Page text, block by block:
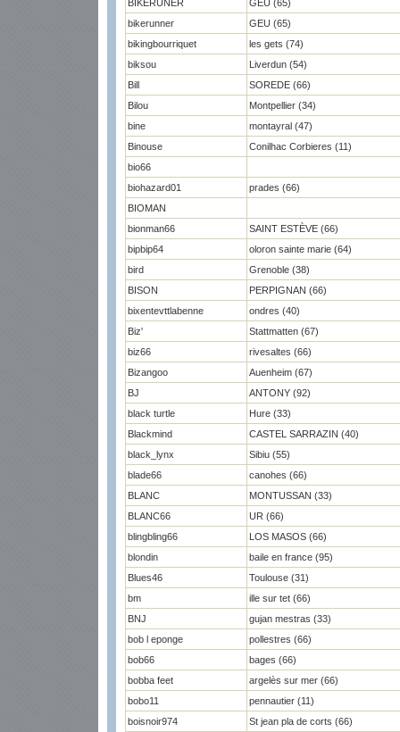
BIKERUNER
GEU (65)
bikerunner
GEU (65)
bikingbourriquet
les gets (74)
biksou
Liverdun (54)
Bill
SOREDE (66)
Bilou
Montpellier (34)
bine
montayral (47)
Binouse
Conilhac Corbieres (11)
bio66
biohazard01
prades (66)
BIOMAN
bionman66
SAINT ESTÈVE (66)
bipbip64
oloron sainte marie (64)
bird
Grenoble (38)
BISON
PERPIGNAN (66)
bixentevttlabenne
ondres (40)
Biz'
Stattmatten (67)
biz66
rivesaltes (66)
Bizangoo
Auenheim (67)
BJ
ANTONY (92)
black turtle
Hure (33)
Blackmind
CASTEL SARRAZIN (40)
black_lynx
Sibiu (55)
blade66
canohes (66)
BLANC
MONTUSSAN (33)
BLANC66
UR (66)
blingbling66
LOS MASOS (66)
blondin
baile en france (95)
Blues46
Toulouse (31)
bm
ille sur tet (66)
BNJ
gujan mestras (33)
bob l eponge
pollestres (66)
bob66
bages (66)
bobba feet
argelès sur mer (66)
bobo11
pennautier (11)
boisnoir974
St jean pla de corts (66)